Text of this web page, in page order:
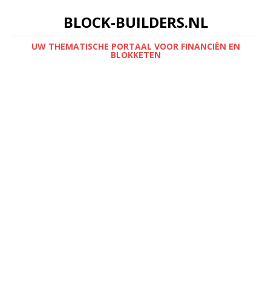
BLOCK-BUILDERS.NL
UW THEMATISCHE PORTAAL VOOR FINANCIËN EN
BLOKKETEN